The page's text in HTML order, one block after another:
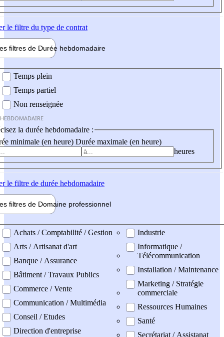
le filtre du type de contrat
filtres de Durée hebdomadaire
Temps plein
Temps partiel
Non renseignée
la durée hebdomadaire :
minimale (en heure) Durée maximale (en heure)
heures
le filtre de durée hebdomadaire
filtres de Domaine professionnel
professionel
Achats / Comptabilité / Gestion
Arts / Artisanat d'art
Banque / Assurance
Bâtiment / Travaux Publics
Commerce / Vente
Communication / Multimédia
Conseil / Etudes
Direction d'entreprise
Industrie
Informatique /
Télécommunication
Installation / Maintenance
Marketing / Stratégie
commerciale
Ressources Humaines
Santé
Secrétariat / Assistanat